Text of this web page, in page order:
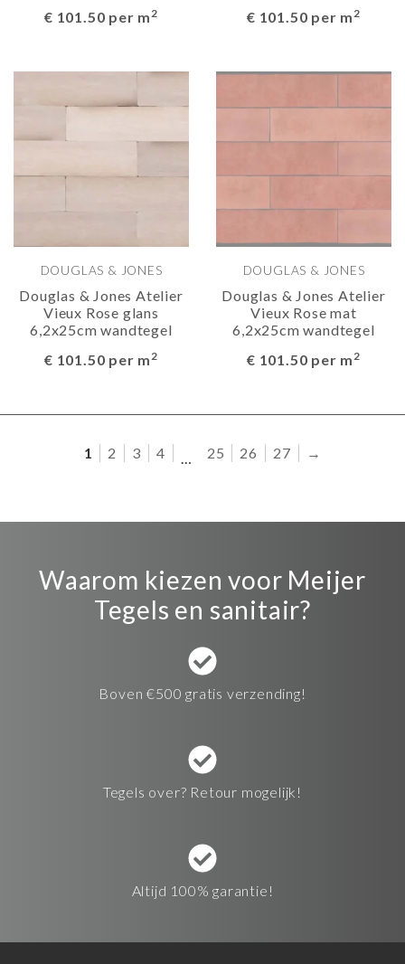
€ 101.50 per m2
€ 101.50 per m2
DOUGLAS & JONES
Douglas & Jones Atelier
Vieux Rose glans
6,2x25cm wandtegel
€ 101.50 per m2
DOUGLAS & JONES
Douglas & Jones Atelier
Vieux Rose mat
6,2x25cm wandtegel
€ 101.50 per m2
1 2 3 4 … 25 26 27 →
Waarom kiezen voor Meijer
Tegels en sanitair?
Boven €500 gratis verzending!
Tegels over? Retour mogelijk!
Altijd 100% garantie!